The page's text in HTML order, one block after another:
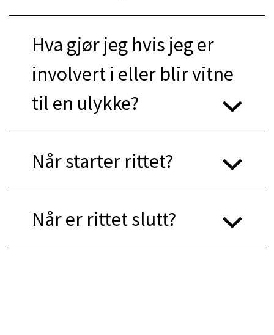
Hva gjør jeg hvis jeg er
involvert i eller blir vitne
til en ulykke?
Når starter rittet?
Når er rittet slutt?